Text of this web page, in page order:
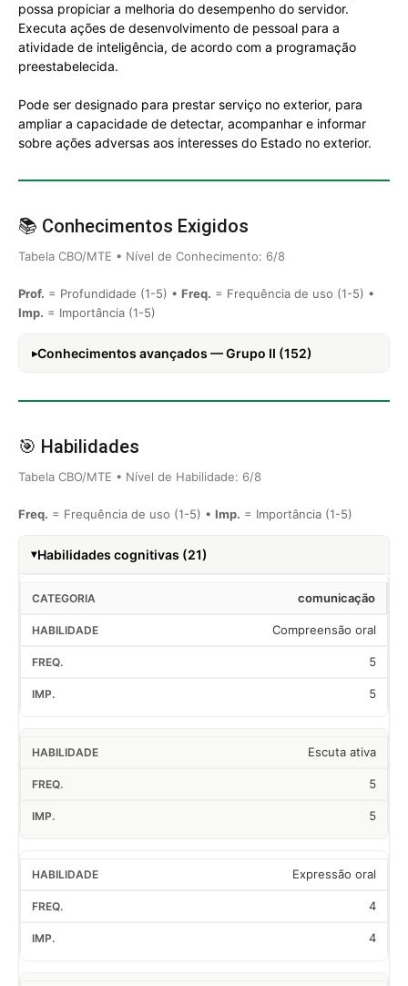
possa propiciar a melhoria do desempenho do servidor.
Executa ações de desenvolvimento de pessoal para a
atividade de inteligência, de acordo com a programação
preestabelecida.
Pode ser designado para prestar serviço no exterior, para
ampliar a capacidade de detectar, acompanhar e informar
sobre ações adversas aos interesses do Estado no exterior.
📚 Conhecimentos Exigidos
Tabela CBO/MTE • Nível de Conhecimento: 6/8
Prof. = Profundidade (1-5) • Freq. = Frequência de uso (1-5) •
Imp. = Importância (1-5)
Conhecimentos avançados — Grupo II (152)
🎯 Habilidades
Tabela CBO/MTE • Nível de Habilidade: 6/8
Freq. = Frequência de uso (1-5) • Imp. = Importância (1-5)
Habilidades cognitivas (21)
comunicação
Compreensão oral
5
5
Escuta ativa
5
5
Expressão oral
4
4